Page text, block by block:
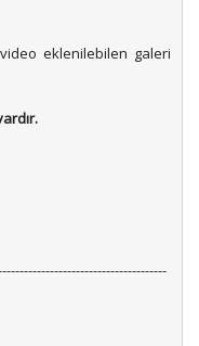
eklenilebilen galeri